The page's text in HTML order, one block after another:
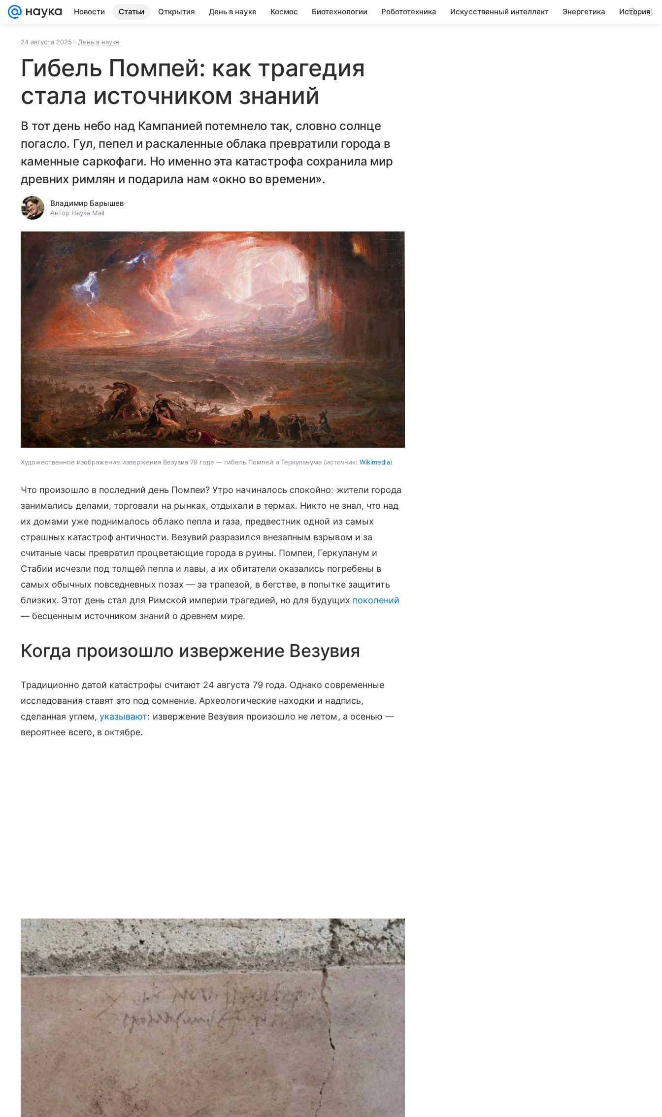
Новости Статьи Открытия День в науке Космос Биотехнологии Робототехника Искусственный интеллект Энергетика История
24 августа 2025 День в науке
Гибель Помпей: как трагедия
стала источником знаний
В тот день небо над Кампанией потемнело так, словно солнце
погасло. Гул, пепел и раскаленные облака превратили города в
каменные саркофаги. Но именно эта катастрофа сохранила мир
древних римлян и подарила нам «окно во времени».
Владимир Барышев
Автор Наука Mail
Художественное изображение извержения Везувия 79 года — гибель Помпей и Геркуланума источник: Wikimedia
Что произошло в последний день Помпеи? Утро начиналось спокойно: жители города
занимались делами, торговали на рынках, отдыхали в термах. Никто не знал, что над
их домами уже поднималось облако пепла и газа, предвестник одной из самых
страшных катастроф античности. Везувий разразился внезапным взрывом и за
считаные часы превратил процветающие города в руины. Помпеи, Геркуланум и
Стабии исчезли под толщей пепла и лавы, а их обитатели оказались погребены в
самых обычных повседневных позах — за трапезой, в бегстве, в попытке защитить
близких. Этот день стал для Римской империи трагедией, но для будущих поколений
— бесценным источником знаний о древнем мире.
Когда произошло извержение Везувия
Традиционно датой катастрофы считают 24 августа 79 года. Однако современные
исследования ставят это под сомнение. Археологические находки и надпись,
сделанная углем, указывают: извержение Везувия произошло не летом, а осенью —
вероятнее всего, в октябре.